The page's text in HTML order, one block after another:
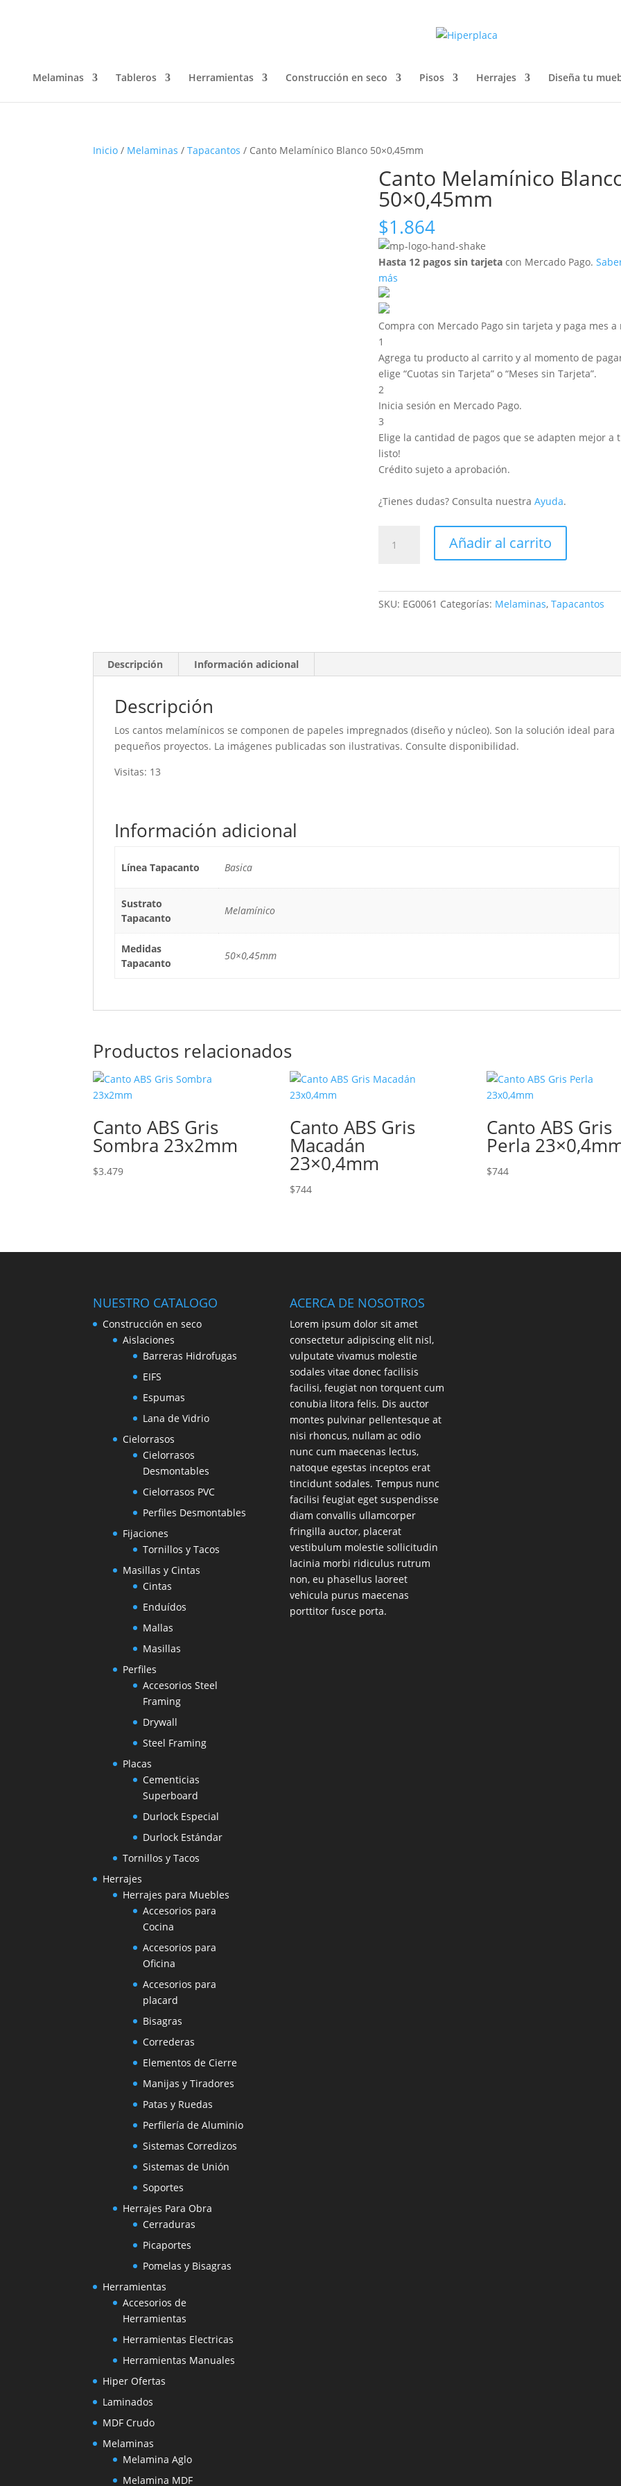
Melaminas Tableros Herramientas Construcción en seco Pisos Herrajes Diseña tu
Inicio / Melaminas /Tapacantos / Canto Melamínico Blanco 50×0,45mm
Canto Melamínico
50×0,45mm
$1.864
Hasta 12 pagos sin tarjeta con Mercado Pago.
más
Compra con Mercado Pago sin tarjeta y paga mes a
1
Agrega tu producto al carrito y al momento de
elige “Cuotas sin Tarjeta” o “Meses sin Tarjeta”.
2
Inicia sesión en Mercado Pago.
3
Elige la cantidad de pagos que se adapten mejor a
listo!
Crédito sujeto a aprobación.
¿Tienes dudas? Consulta nuestraAyuda.
Melamínico
Añadir al carrito
SKU: EG0061 Categorías: Melaminas,Tapacantos
Descripción Información adicional
Descripción
Los cantos melamínicos se componen de papeles impregnados (diseño y núcleo). Son la solución ideal para
pequeños proyectos. La imágenes publicadas son ilustrativas. Consulte disponibilidad.
Visitas: 13
Información adicional
Línea Tapacanto Basica
Sustrato
Tapacanto
Melamínico
Medidas
Tapacanto
50×0,45mm
Productos relacionados
Canto ABS Gris
Sombra 23x2mm
$3.479
Canto ABS Gris
Macadán
23×0,4mm
$744
Canto ABS Gris
Perla
$744
NUESTRO CATALOGO
Construcción en seco
Aislaciones
Barreras Hidrofugas
EIFS
Espumas
Lana de Vidrio
Cielorrasos
Cielorrasos
Desmontables
Cielorrasos PVC
Perfiles Desmontables
Fijaciones
Tornillos y Tacos
Masillas y Cintas
Cintas
Enduídos
Mallas
Masillas
Perfiles
Accesorios Steel
Framing
Drywall
Steel Framing
Placas
Cementicias
Superboard
Durlock Especial
Durlock Estándar
Tornillos y Tacos
Herrajes
Herrajes para Muebles
Accesorios para
Cocina
Accesorios para
Oficina
Accesorios para
placard
Bisagras
Correderas
Elementos de Cierre
Manijas y Tiradores
Patas y Ruedas
Perfilería de Aluminio
Sistemas Corredizos
Sistemas de Unión
Soportes
Herrajes Para Obra
Cerraduras
Picaportes
Pomelas y Bisagras
Herramientas
Accesorios de
Herramientas
Herramientas Electricas
Herramientas Manuales
Hiper Ofertas
Laminados
MDF Crudo
Melaminas
Melamina Aglo
Melamina MDF
ACERCA DE NOSOTROS
Lorem ipsum dolor sit amet
consectetur adipiscing elit nisl,
vulputate vivamus molestie
sodales vitae donec facilisis
facilisi, feugiat non torquent cum
conubia litora felis. Dis auctor
montes pulvinar pellentesque at
nisi rhoncus, nullam ac odio
nunc cum maecenas lectus,
natoque egestas inceptos erat
tincidunt sodales. Tempus nunc
facilisi feugiat eget suspendisse
diam convallis ullamcorper
fringilla auctor, placerat
vestibulum molestie sollicitudin
lacinia morbi ridiculus rutrum
non, eu phasellus laoreet
vehicula purus maecenas
porttitor fusce porta.